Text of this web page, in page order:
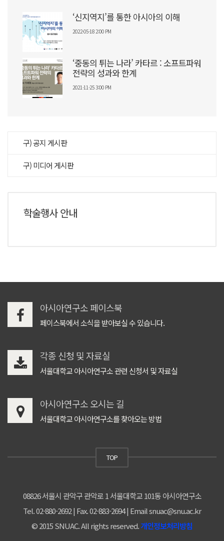
‘신지역지’를 통한 아시아의 이해
2022-05-18 2:00 PM
‘중동의 튀는 나라’ 카타르 : 소프트파워
전략의 성과와 한계
2021-11-25 3:00 PM
구) 공지 게시판
구) 미디어 게시판
학술행사 안내
아시아연구소 페이스북
페이스북에서 소식을 받아보실 수 있습니다.
각종 신청 및 자료실
서울대학교 아시아연구소 관련 신청서 및 자료실
아시아연구소 오시는 길
서울대학교 아시아연구소를 찾아오는 방법
TOP
08826 서울시 관악구 관악로 1 서울대학교 101동 아시아연구소
Tel. 02-880-2692 | Fax. 02-883-2694 | Email snuac@snu.ac.kr
© 2015 SNUAC. All rights reserved.개인정보처리방침